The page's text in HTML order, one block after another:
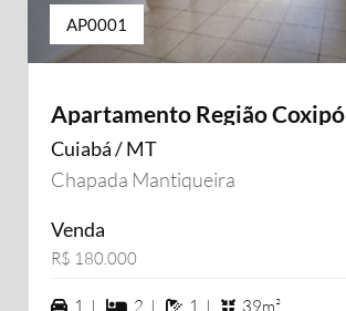
AP0001
Apartamento Região Coxipó
Cuiabá / MT
Chapada Mantiqueira
Venda
R$ 180.000
1 vagas na garagem
1 | 2 dormiórios
2 | 1 banheiros
1 | 39m²